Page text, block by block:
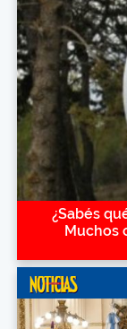
¿Sabés
Muchos